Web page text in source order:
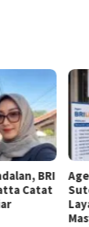
BRI
Catat